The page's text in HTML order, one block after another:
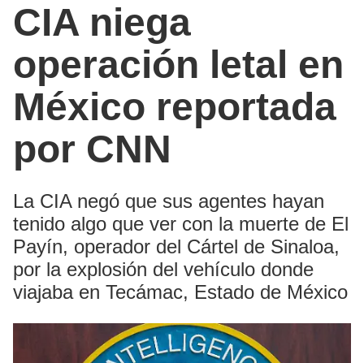
CIA niega
operación letal en
México reportada
por CNN
La CIA negó que sus agentes hayan
tenido algo que ver con la muerte de El
Payín, operador del Cártel de Sinaloa,
por la explosión del vehículo donde
viajaba en Tecámac, Estado de México